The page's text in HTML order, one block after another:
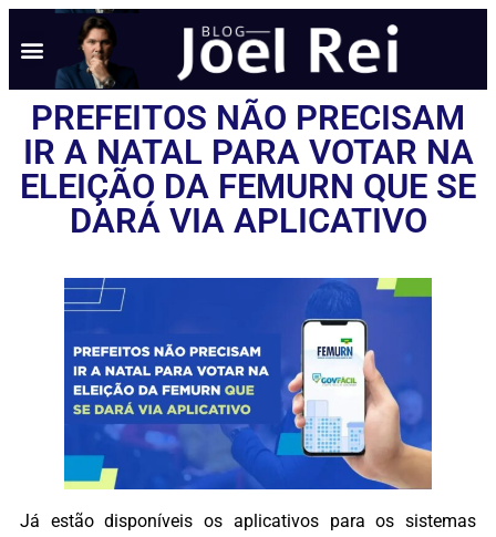
PREFEITOS NÃO PRECISAM
IR A NATAL PARA VOTAR NA
ELEIÇÃO DA FEMURN QUE SE
DARÁ VIA APLICATIVO
Já estão disponíveis os aplicativos para os sistemas